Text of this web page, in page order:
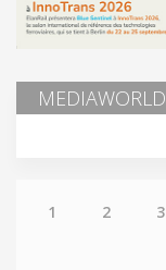
MEDIAWORLD
1 2 3